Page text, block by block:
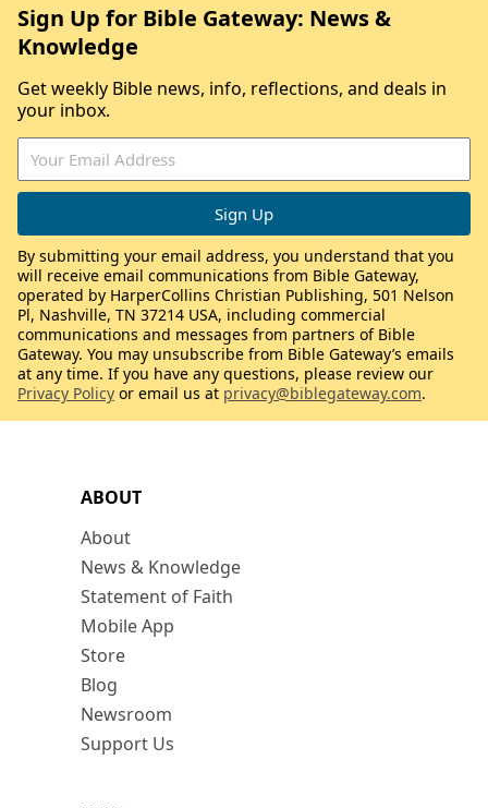
ABOUT
About
News & Knowledge
Statement of Faith
Mobile App
Store
Blog
Newsroom
Support Us
Sign Up for Bible Gateway: News &
Knowledge
Get weekly Bible news, info, reflections, and deals in
your inbox.
By submitting your email address, you understand that you
will receive email communications from Bible Gateway,
operated by HarperCollins Christian Publishing, 501 Nelson
Pl, Nashville, TN 37214 USA, including commercial
communications and messages from partners of Bible
Gateway. You may unsubscribe from Bible Gateway’s emails
at any time. If you have any questions, please review our
Privacy Policy or email us at privacy@biblegateway.com.